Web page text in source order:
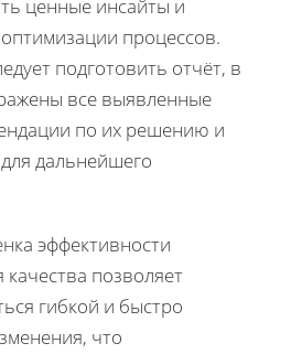
ценные инсайты и
процессов.
подготовить отчёт, в
все выявленные
по их решению и
дальнейшего
эффективности
позволяет
гибкой и быстро
что